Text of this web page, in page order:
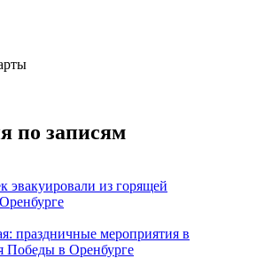
по записям
эвакуировали из горящей
праздничные мероприятия в
Победы в Оренбурге